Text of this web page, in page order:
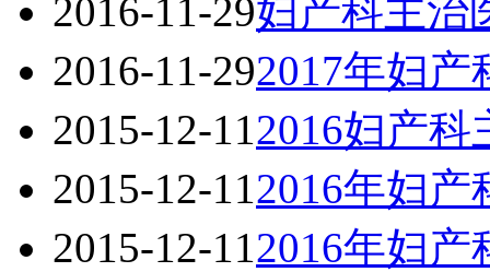
2016-11-29妇产科主治
2016-11-292017年妇
2015-12-112016妇产
2015-12-112016年妇产
2015-12-112016年妇产